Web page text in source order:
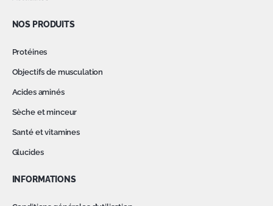
NOS PRODUITS
Protéines
Objectifs de musculation
Acides aminés
Sèche et minceur
Santé et vitamines
Glucides
INFORMATIONS